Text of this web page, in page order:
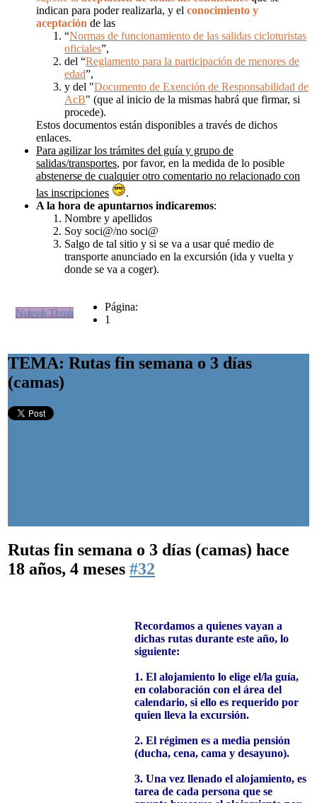
indican para poder realizarla, y el conocimiento y
aceptación de las
“Normas de funcionamiento de las salidas cicloturistas
oficiales”,
del “Reglamento para la participación de menores de
edad”,
y del "Documento de Exención de Responsabilidad de
AcB" (que al inicio de la mismas habrá que firmar, si
procede).
Estos documentos están disponibles a través de dichos
enlaces.
Para agilizar los trámites del guía y grupo de
salidas/transportes, por favor, en la medida de lo posible
abstenerse de cualquier otro comentario no relacionado con
las inscripciones
.
A la hora de apuntarnos indicaremos:
Nombre y apellidos
Soy soci@/no soci@
Salgo de tal sitio y si se va a usar qué medio de
transporte anunciado en la excursión (ida y vuelta y
donde se va a coger).
Nuevo Tema
Página:
1
TEMA: Rutas fin semana o 3 días
(camas)
Rutas fin semana o 3 días (camas) hace
18 años, 4 meses #32
Recordamos a quienes vayan a
dichas rutas durante este año, lo
siguiente:
1. El alojamiento lo elige el/la guía,
en colaboración con el área del
calendario, si ello es requerido por
quien lleva la excursión.
2. El régimen es a media pensión
(ducha, cena, cama y desayuno).
3. Una vez llenado el alojamiento, es
tarea de cada persona que se